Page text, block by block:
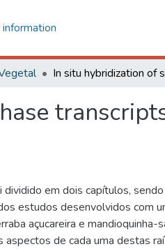
em dois capítulos,
estudos desenvolvidos com
açucareira e mandioquinha-
de cada uma destas